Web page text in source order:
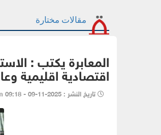
مقالات مختارة
المعابرة يكتب :
اقتصادية اقليمية
تاريخ النشر : 2025-11-09 - 09:18 pm